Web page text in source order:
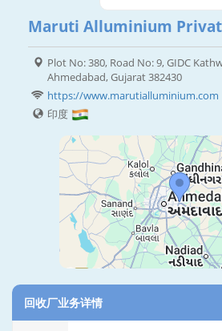
Maruti Alluminium
Plot No: 380, Road No: 9, GIDC
Ahmedabad, Gujarat 382430
https://www.marutialluminium.com
印度
回收厂业务详情